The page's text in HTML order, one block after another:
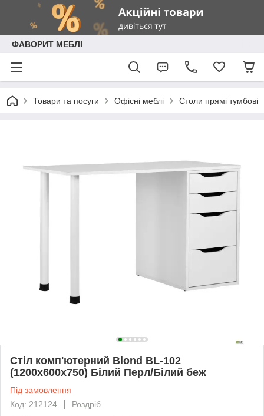
ФАВОРИТ МЕБЛІ
Товари та посуги Офісні меблі Столи прямі тумбові
Стіл комп'ютерний Blond BL-102
(1200х600х750) Білий Перл/Білий беж
Під замовлення
Код: 212124
Роздріб